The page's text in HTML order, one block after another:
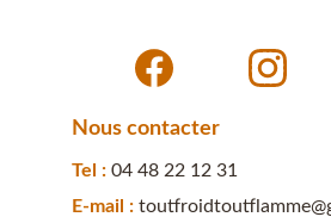
E-mail :
Tel : 04 48 22 12 31
Nous contacter